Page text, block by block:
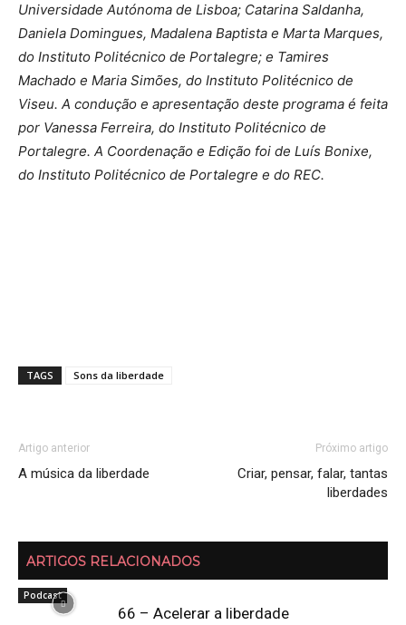
Universidade Autónoma de Lisboa; Catarina Saldanha,
Daniela Domingues, Madalena Baptista e Marta Marques,
do Instituto Politécnico de Portalegre; e Tamires
Machado e Maria Simões, do Instituto Politécnico de
Viseu. A condução e apresentação deste programa é feita
por Vanessa Ferreira, do Instituto Politécnico de
Portalegre. A Coordenação e Edição foi de Luís Bonixe,
do Instituto Politécnico de Portalegre e do REC.
TAGS Sons da liberdade
Artigo anterior
A música da liberdade
Próximo artigo
Criar, pensar, falar, tantas
liberdades
ARTIGOS RELACIONADOS
Podcast
66 – Acelerar a liberdade